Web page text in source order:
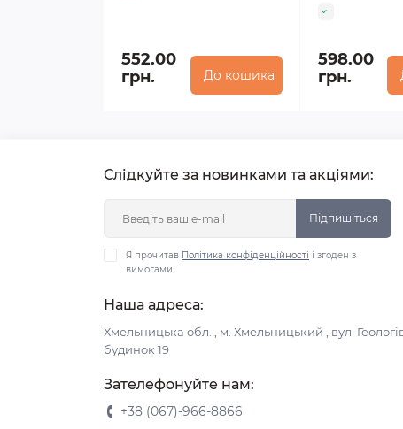
552.00
грн.
До кошика
598.00
грн.
Слідкуйте за новинками та акціями:
Підпишіться
Я прочитав Політика конфіденційності і згоден з
вимогами
Наша адреса:
Хмельницька обл. , м. Хмельницький , вул. Геологів
будинок 19
Зателефонуйте нам:
+38 (067)-966-8866